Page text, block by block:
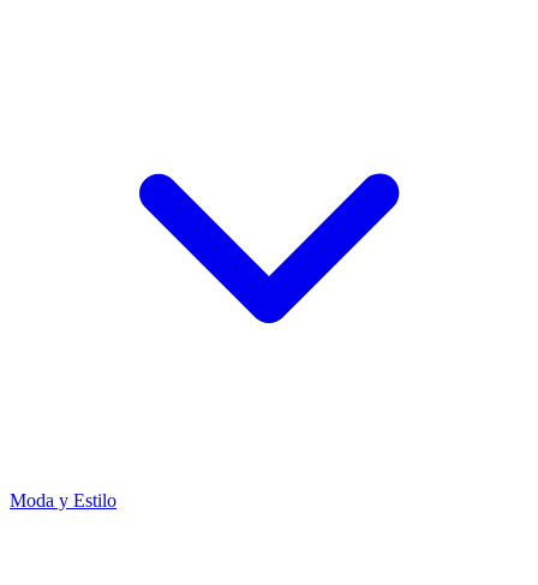
Moda y Estilo